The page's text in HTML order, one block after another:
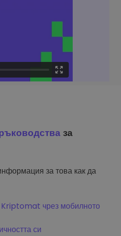
за
за това как да
Kriptomat чрез мобилното
си